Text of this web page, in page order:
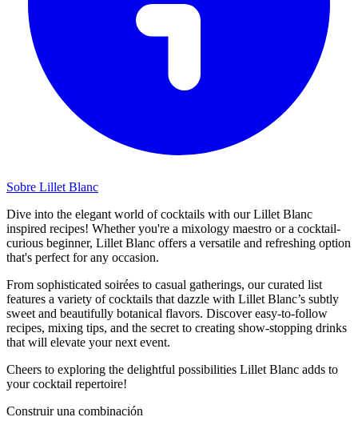
Sobre Lillet Blanc
Dive into the elegant world of cocktails with our Lillet Blanc
inspired recipes! Whether you're a mixology maestro or a cocktail-
curious beginner, Lillet Blanc offers a versatile and refreshing option
that's perfect for any occasion.
From sophisticated soirées to casual gatherings, our curated list
features a variety of cocktails that dazzle with Lillet Blanc’s subtly
sweet and beautifully botanical flavors. Discover easy-to-follow
recipes, mixing tips, and the secret to creating show-stopping drinks
that will elevate your next event.
Cheers to exploring the delightful possibilities Lillet Blanc adds to
your cocktail repertoire!
Construir una combinación